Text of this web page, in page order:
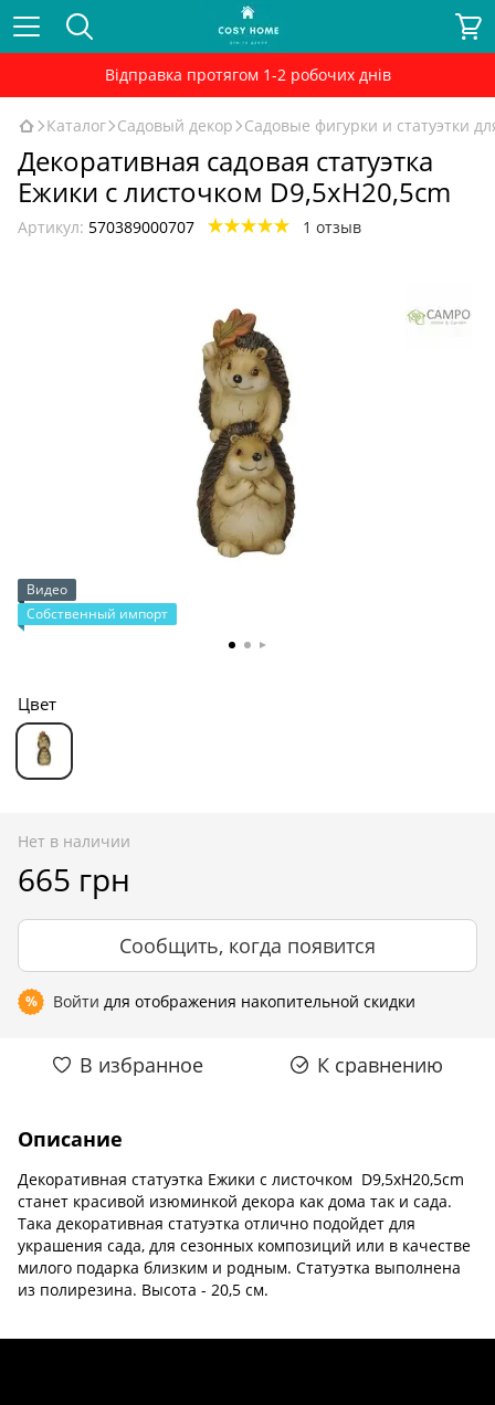
Відправка протягом 1-2 робочих днів
Каталог Садовый декор Садовые фигурки и статуэтки
Декоративная садовая статуэтка
Ежики с листочком D9,5xH20,5cm
Артикул: 570389000707 1 отзыв
Видео
Собственный импорт
Цвет
Нет в наличии
665 грн
Сообщить, когда появится
% Войти для отображения накопительной скидки
В избранное К сравнению
Описание
Декоративная статуэтка Ежики с листочком D9,5xH20,5cm
cтанет красивой изюминкой декора как дома так и сада.
Така декоративная статуэтка отлично подойдет для
украшения сада, для сезонных композиций или в качестве
милого подарка близким и родным. Статуэтка выполнена
из полирезина. Высота - 20,5 cм.